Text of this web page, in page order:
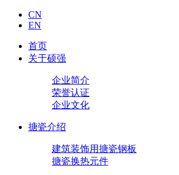
CN
EN
首页
关于硕强
企业简介
荣誉认证
企业文化
搪瓷介绍
建筑装饰用搪瓷钢板
搪瓷换热元件